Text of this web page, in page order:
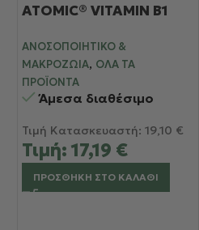
ATOMIC® VITAMIN B1
ΑΝΟΣΟΠΟΙΗΤΙΚΌ &
ΜΑΚΡΟΖΩΊΑ, ΌΛΑ ΤΑ
ΠΡΟΪΌΝΤΑ
Άμεσα διαθέσιμο
Τιμή Κατασκευαστή: 19,10 €
Τιμή: 17,19 €
ΠΡΟΣΘΉΚΗ ΣΤΟ ΚΑΛΆΘΙ